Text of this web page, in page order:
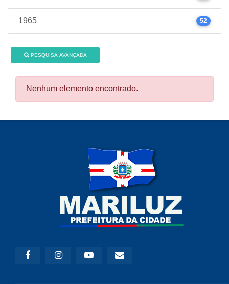
1965 52
PESQUISA AVANÇADA
Nenhum elemento encontrado.